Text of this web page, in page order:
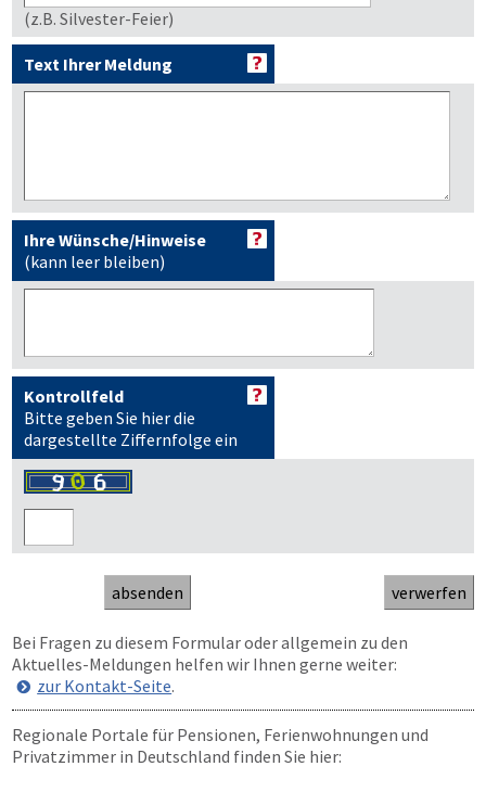
(z.B. Silvester-Feier)
Text Ihrer Meldung
Ihre Wünsche/Hinweise
(kann leer bleiben)
Kontrollfeld
Bitte geben Sie hier die
dargestellte Ziffernfolge ein
Bei Fragen zu diesem Formular oder allgemein zu den
Aktuelles-Meldungen helfen wir Ihnen gerne weiter:
zur Kontakt-Seite.
Regionale Portale für Pensionen, Ferienwohnungen und
Privatzimmer in Deutschland finden Sie hier: